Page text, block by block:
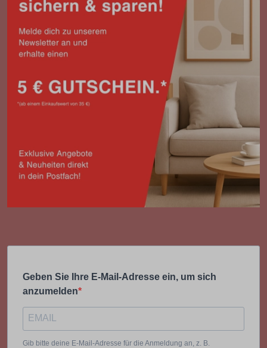
Geben Sie Ihre E-Mail-Adresse ein, um sich
anzumelden
Gib bitte deine E-Mail-Adresse für die Anmeldung an, z. B.